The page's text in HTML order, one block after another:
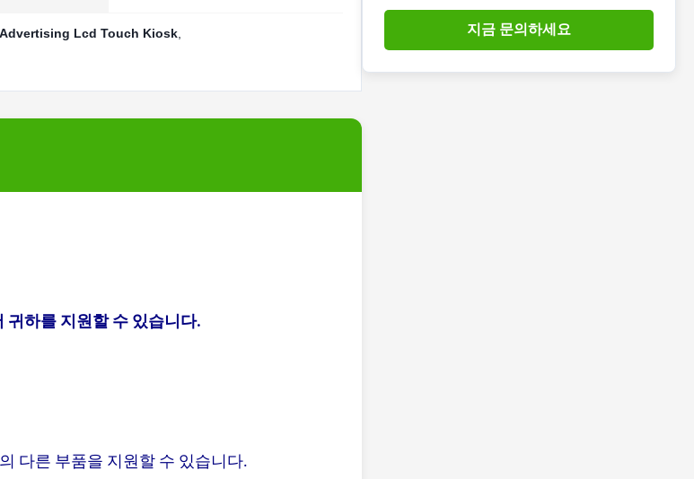
Lcd Touch Kiosk
귀하를 지원할 수 있습니다.
다른 부품을 지원할 수 있습니다.
지금 문의하세요